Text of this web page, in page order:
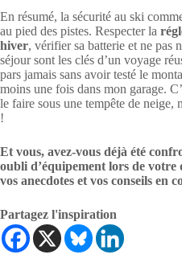
En résumé, la sécurité au ski
au pied des pistes. Respecter la
hiver, vérifier sa batterie et ne pas
séjour sont les clés d’un voyage
pars jamais sans avoir testé le
moins une fois dans mon garage.
le faire sous une tempête de neige,
!
Et vous, avez-vous déjà été
oubli d’équipement lors de
vos anecdotes et vos conseils en
Partagez l'inspiration